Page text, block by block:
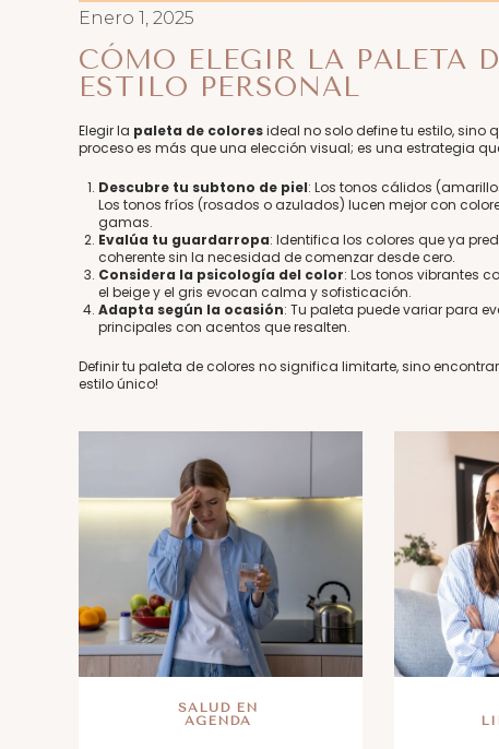
Enero 1, 2025
CÓMO ELEGIR LA PALETA
ESTILO PERSONAL
Elegir la paleta de coloresideal no solo define tu estilo, sino
proceso es más que una elección visual; es una estrategia
Descubre tu subtono de piel: Los tonos cálidos
Los tonos fríos (rosados o azulados) lucen mejor con
gamas.
Evalúa tu guardarropa: Identifica los colores que ya
coherente sin la necesidad de comenzar desde cero.
Considera la psicología del color: Los tonos vibrantes
el beige y el gris evocan calma y sofisticación.
Adapta según la ocasión: Tu paleta puede variar para
principales con acentos que resalten.
Definir tu paleta de colores no significa limitarte, sino
estilo único!
SALUD EN
AGENDA